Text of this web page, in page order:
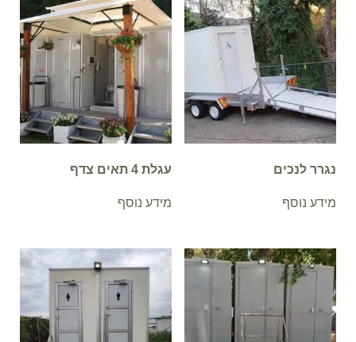
נגרר לנכים
מידע נוסף
עגלת 4 תאים צדף
מידע נוסף